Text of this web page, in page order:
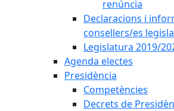
renúncia
Declaracions i
consellers/es
Legislatura 2019/
Agenda electes
Presidència
Competències
Decrets de